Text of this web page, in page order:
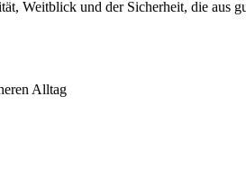
Weitblick und der Sicherheit, die aus
Alltag